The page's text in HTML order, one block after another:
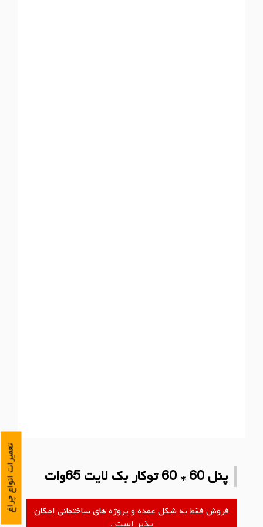
پنل 60 * 60 توکار بک لایت 65وات
فروش فقط به شکل عمده و پروژه های ساختمانی امکان
تعمیرات انواع چراغ